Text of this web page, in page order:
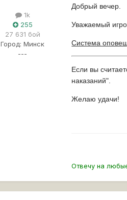
1k
255
27 631 бой
Город: Минск
---
Добрый вечер.
Уважаемый
Система
Если вы
наказаний".
Желаю удачи!
Отвечу на